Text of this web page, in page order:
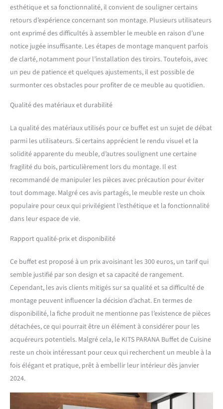
esthétique et sa fonctionnalité, il convient de souligner certains
retours d’expérience concernant son montage. Plusieurs utilisateurs
ont exprimé des difficultés à assembler le meuble en raison d’une
notice jugée insuffisante. Les étapes de montage manquent parfois
de clarté, notamment pour l’installation des tiroirs. Toutefois, avec
un peu de patience et quelques ajustements, il est possible de
surmonter ces obstacles pour profiter de ce meuble au quotidien.
Qualité des matériaux et durabilité
La qualité des matériaux utilisés pour ce buffet est un sujet de débat
parmi les utilisateurs. Si certains apprécient le rendu visuel et la
solidité apparente du meuble, d’autres soulignent une certaine
fragilité du bois, particulièrement lors du montage. Il est
recommandé de manipuler les pièces avec précaution pour éviter
tout dommage. Malgré ces avis partagés, le meuble reste un choix
populaire pour ceux qui privilégient l’esthétique et la fonctionnalité
dans leur espace de vie.
Rapport qualité-prix et disponibilité
Ce buffet est proposé à un prix avoisinant les 300 euros, un tarif qui
semble justifié par son design et sa capacité de rangement.
Cependant, les avis clients mitigés sur sa qualité et sa difficulté de
montage peuvent influencer la décision d’achat. En termes de
disponibilité, la fiche produit ne mentionne pas l’existence de pièces
détachées, ce qui pourrait être un élément à considérer pour les
acquéreurs potentiels. Malgré cela, le KITS PARANA Buffet de Cuisine
reste un choix intéressant pour ceux qui recherchent un meuble à la
fois élégant et pratique, prêt à embellir leur intérieur dès janvier
2024.